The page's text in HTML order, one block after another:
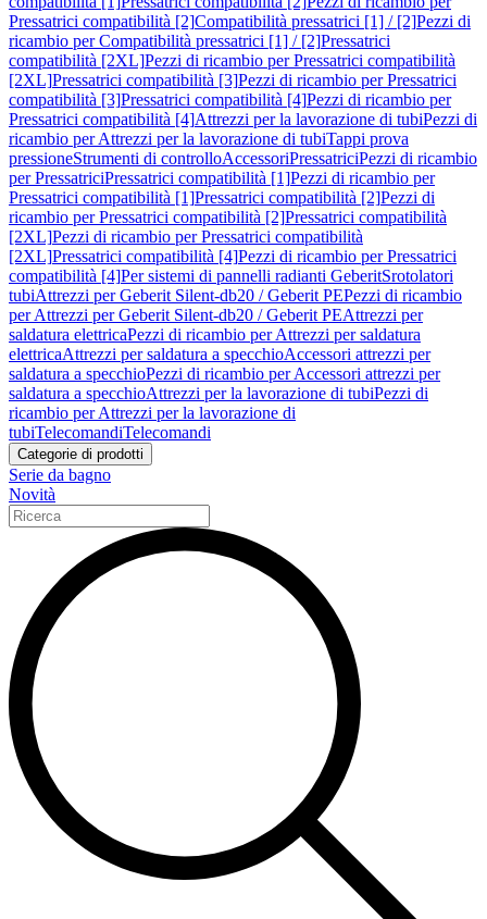
Pressatrici compatibilità [2]Compatibilità pressatrici [1] / [2]Pezzi di
ricambio per Compatibilità pressatrici [1] / [2]Pressatrici
compatibilità [2XL]Pezzi di ricambio per Pressatrici compatibilità
[2XL]Pressatrici compatibilità [3]Pezzi di ricambio per Pressatrici
compatibilità [3]Pressatrici compatibilità [4]Pezzi di ricambio per
Pressatrici compatibilità [4]Attrezzi per la lavorazione di tubiPezzi di
ricambio per Attrezzi per la lavorazione di tubiTappi prova
pressioneStrumenti di controlloAccessoriPressatriciPezzi di ricambio
per PressatriciPressatrici compatibilità [1]Pezzi di ricambio per
Pressatrici compatibilità [1]Pressatrici compatibilità [2]Pezzi di
ricambio per Pressatrici compatibilità [2]Pressatrici compatibilità
[2XL]Pezzi di ricambio per Pressatrici compatibilità
[2XL]Pressatrici compatibilità [4]Pezzi di ricambio per Pressatrici
compatibilità [4]Per sistemi di pannelli radianti GeberitSrotolatori
tubiAttrezzi per Geberit Silent-db20 / Geberit PEPezzi di ricambio
per Attrezzi per Geberit Silent-db20 / Geberit PEAttrezzi per
saldatura elettricaPezzi di ricambio per Attrezzi per saldatura
elettricaAttrezzi per saldatura a specchioAccessori attrezzi per
saldatura a specchioPezzi di ricambio per Accessori attrezzi per
saldatura a specchioAttrezzi per la lavorazione di tubiPezzi di
ricambio per Attrezzi per la lavorazione di
tubiTelecomandiTelecomandi
Categorie di prodotti
Serie da bagno
Novità